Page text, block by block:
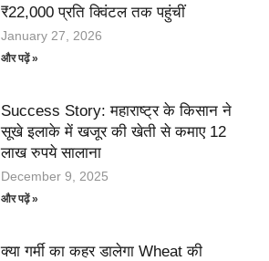
₹22,000 प्रति क्विंटल तक पहुंचीं
January 27, 2026
और पढ़ें »
Success Story: महाराष्ट्र के किसान ने
सूखे इलाके में खजूर की खेती से कमाए 12
लाख रुपये सालाना
December 9, 2025
और पढ़ें »
क्या गर्मी का कहर डालेगा Wheat की